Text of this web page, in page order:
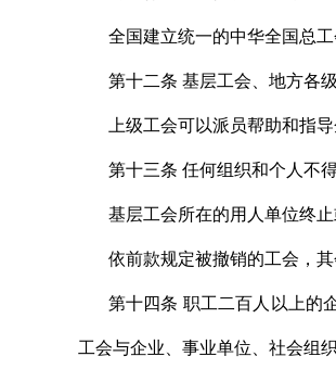
全国建立统一的中华全国总工
第十二条 基层工会、地方各
上级工会可以派员帮助和指
第十三条 任何组织和个人不
基层工会所在的用人单位终
依前款规定被撤销的工会，
第十四条 职工二百人以上的
工会与企业、事业单位、社会组